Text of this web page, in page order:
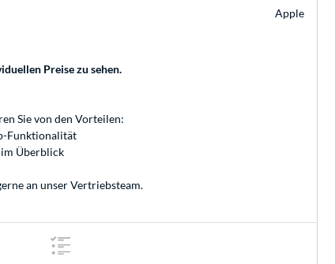
Apple
Preise zu sehen.
Sie von den Vorteilen:
Funktionalität
Überblick
an unserVertriebsteam.